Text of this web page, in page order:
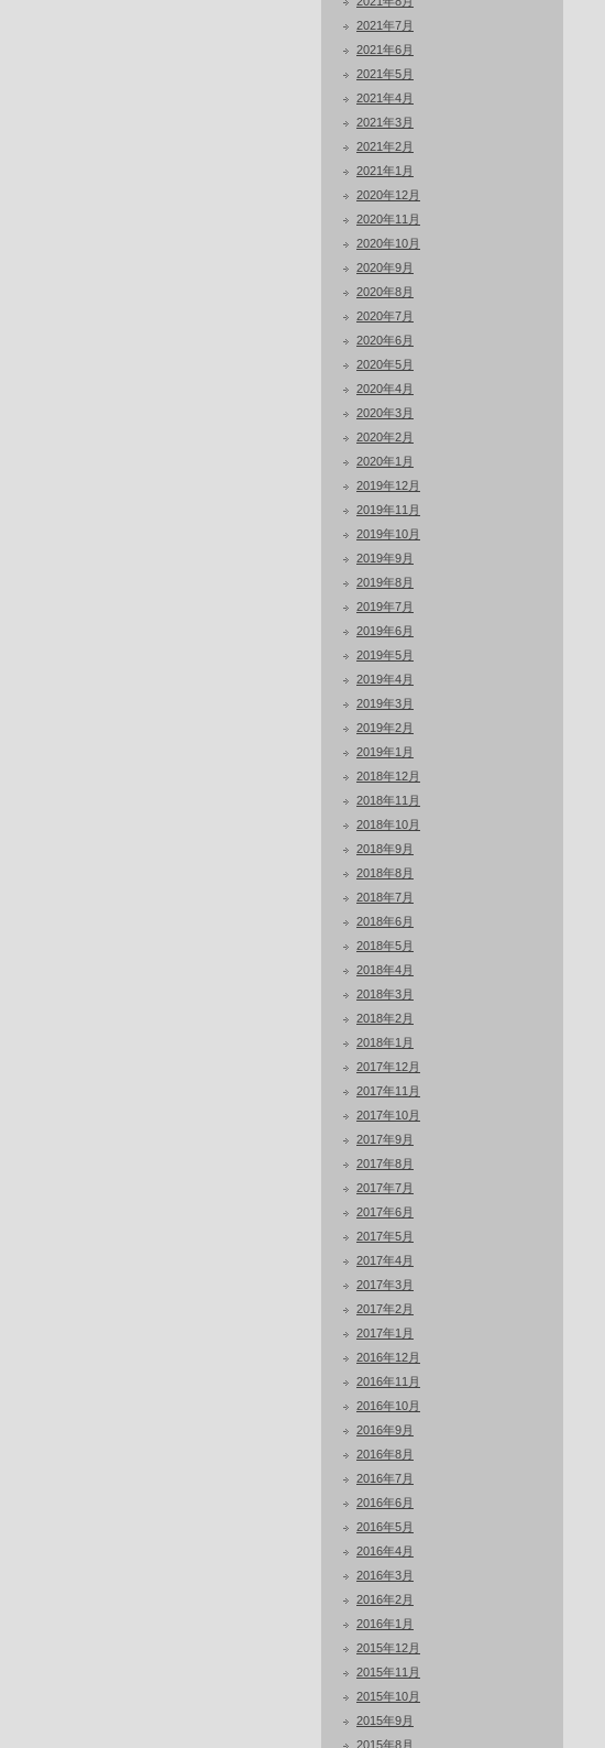
2021年7月
2021年6月
2021年5月
2021年4月
2021年3月
2021年2月
2021年1月
2020年12月
2020年11月
2020年10月
2020年9月
2020年8月
2020年7月
2020年6月
2020年5月
2020年4月
2020年3月
2020年2月
2020年1月
2019年12月
2019年11月
2019年10月
2019年9月
2019年8月
2019年7月
2019年6月
2019年5月
2019年4月
2019年3月
2019年2月
2019年1月
2018年12月
2018年11月
2018年10月
2018年9月
2018年8月
2018年7月
2018年6月
2018年5月
2018年4月
2018年3月
2018年2月
2018年1月
2017年12月
2017年11月
2017年10月
2017年9月
2017年8月
2017年7月
2017年6月
2017年5月
2017年4月
2017年3月
2017年2月
2017年1月
2016年12月
2016年11月
2016年10月
2016年9月
2016年8月
2016年7月
2016年6月
2016年5月
2016年4月
2016年3月
2016年2月
2016年1月
2015年12月
2015年11月
2015年10月
2015年9月
2015年8月